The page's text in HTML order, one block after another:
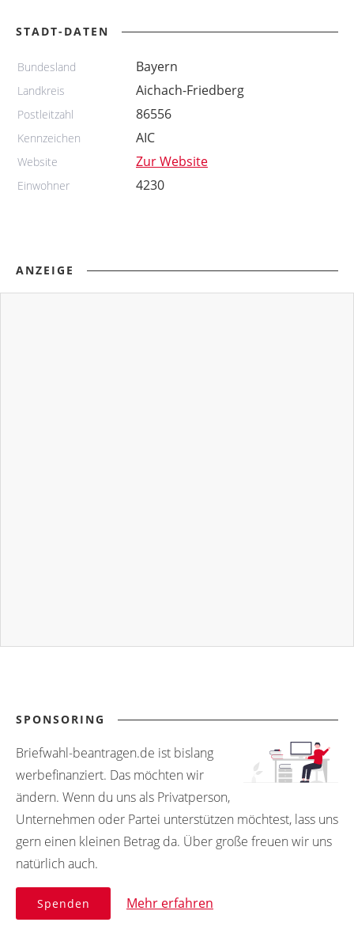
STADT-DATEN
Bundesland Bayern
Landkreis Aichach-Friedberg
Postleitzahl 86556
Kennzeichen AIC
Website Zur Website
Einwohner 4230
ANZEIGE
SPONSORING
Briefwahl-beantragen.de ist bislang
werbefinanziert. Das möchten wir
ändern. Wenn du uns als Privatperson,
Unternehmen oder Partei unterstützen möchtest, lass uns
gern einen kleinen Betrag da. Über große freuen wir uns
natürlich auch.
Spenden Mehr erfahren